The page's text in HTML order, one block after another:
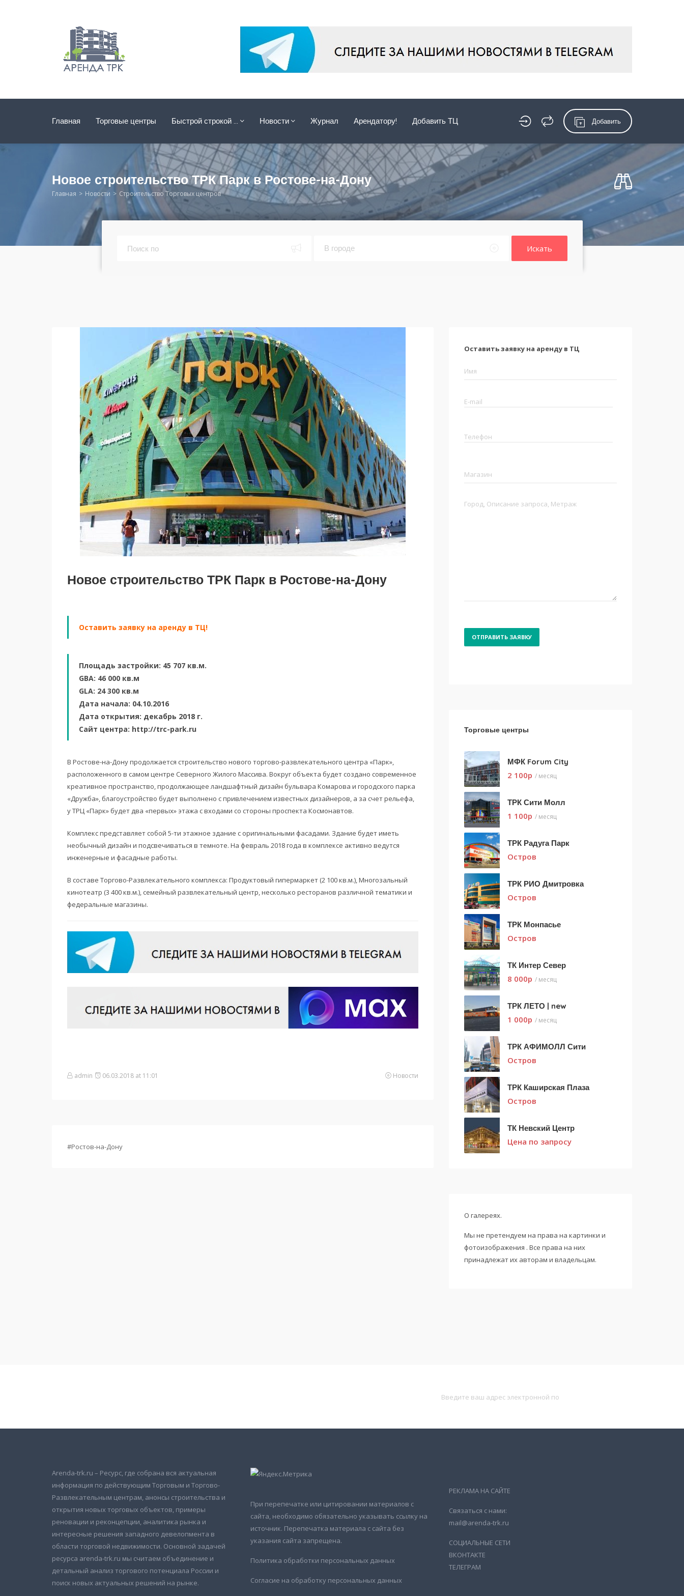
Главная Торговые центры Быстрой строкой … Новости Журнал Арендатору! Добавить ТЦ Добавить
Новое строительство ТРК Парк в Ростове-на-Дону
Главная Новости Строительство Торговых центров
Искать
Новое строительство ТРК Парк в Ростове-на-Дону
Оставить заявку на аренду в ТЦ!
Площадь застройки: 45 707 кв.м.
GBA: 46 000 кв.м
GLA: 24 300 кв.м
Дата начала: 04.10.2016
Дата открытия: декабрь 2018 г.
Сайт центра: http://trc-park.ru
В Ростове-на-Дону продолжается строительство нового торгово-развлекательного центра «Парк»,
расположенного в самом центре Северного Жилого Массива. Вокруг объекта будет создано современное
креативное пространство, продолжающее ландшафтный дизайн бульвара Комарова и городского парка
«Дружба», благоустройство будет выполнено с привлечением известных дизайнеров, а за счет рельефа,
у ТРЦ «Парк» будет два «первых» этажа с входами со стороны проспекта Космонавтов.
Комплекс представляет собой 5-ти этажное здание с оригинальными фасадами. Здание будет иметь
необычный дизайн и подсвечиваться в темноте. На февраль 2018 года в комплексе активно ведутся
инженерные и фасадные работы.
В составе Торгово-Развлекательного комплекса: Продуктовый гипермаркет (2 100 кв.м.), Многозальный
кинотеатр (3 400 кв.м.), семейный развлекательный центр, несколько ресторанов различной тематики и
федеральные магазины.
admin 06.03.2018 at 11:01 Новости
#Ростов-на-Дону
Оставить заявку на аренду в ТЦ
Торговые центры
МФК Forum City
2 100p / месяц
ТРК Сити Молл
1 100p / месяц
ТРК Радуга Парк
Остров
ТРК РИО Дмитровка
Остров
ТРК Монпасье
Остров
ТК Интер Север
8 000p / месяц
ТРК ЛЕТО | new
1 000p / месяц
ТРК АФИМОЛЛ Сити
Остров
ТРК Каширская Плаза
Остров
ТК Невский Центр
Цена по запросу
О галереях.
Мы не претендуем на права на картинки и
фотоизображения . Все права на них
принадлежат их авторам и владельцам.
Arenda-trk.ru – Ресурс, где собрана вся актуальная
информация по действующим Торговым и Торгово-
Развлекательным центрам, анонсы строительства и
открытия новых торговых объектов, примеры
реновации и реконцепции, аналитика рынка и
интересные решения западного девелопмента в
области торговой недвижимости. Основной задачей
ресурса arenda-trk.ru мы считаем объединение и
детальный анализ торгового потенциала России и
поиск новых актуальных решений на рынке.
При перепечатке или цитировании материалов с
сайта, необходимо обязательно указывать ссылку на
источник. Перепечатка материала с сайта без
указания сайта запрещена.
Политика обработки персональных данных
Согласие на обработку персональных данных
РЕКЛАМА НА САЙТЕ
Связаться с нами:
mail@arenda-trk.ru
СОЦИАЛЬНЫЕ СЕТИ
ВКОНТАКТЕ
ТЕЛЕГРАМ